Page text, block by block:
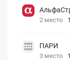
2 место
ПАРИ
3 место